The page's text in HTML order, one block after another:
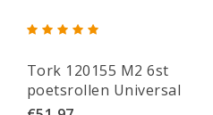
Tork 120155 M2 6st
poetsrollen Universal
310 M-rol 1-lgs wit